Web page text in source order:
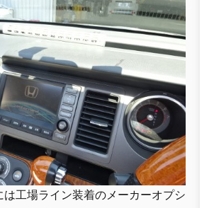
は工場ライン装着のメーカーオプシ